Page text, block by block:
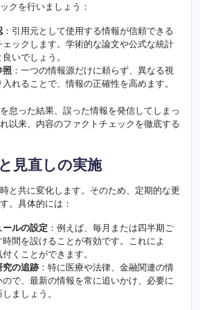
クを行いましょう：
：引用元として使用する情報が信頼できる
ックします。学術的な論文や公式な統計
いでしょう。
照 ：一つの情報源だけに頼らず、異なる視
れることで、情報の正確性を高めます。
怠った結果、誤った情報を発信してしまっ
以来、内容のファクトチェックを徹底する
見直しの実施
と共に変化します。そのため、定期的な更
。具体的には：
ールの設定 ：例えば、毎月または四半期ご
間を設けることが有効です。これによ
くことができます。
究の追跡 ：特に医療や法律、金融関連の情
で、最新の情報を常に追いかけ、必要に
ましょう。